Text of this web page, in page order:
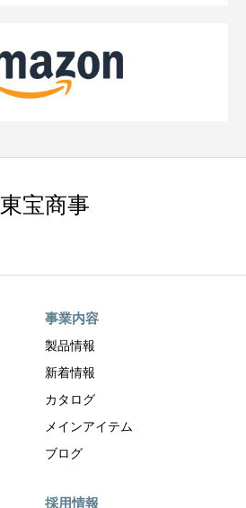
東宝商事
事業内容
製品情報
新着情報
カタログ
メインアイテム
ブログ
採用情報